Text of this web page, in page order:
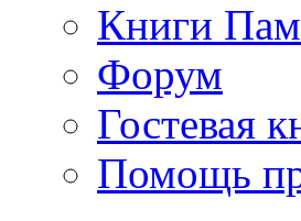
Книги
Форум
Гостевая
Помощь